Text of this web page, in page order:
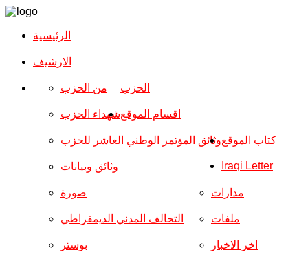
الرئيسية
الارشیف
الحزب من الحزب
شهداء الحزب
وثائق المؤتمر الوطني العاشر للحزب
وثائق وبيانات
اقسام الموقع
صورة
التحالف المدني الديمقراطي
بوستر
مدارات
ملفات
اخر الاخبار
كتاب الموقع
Iraqi Letter